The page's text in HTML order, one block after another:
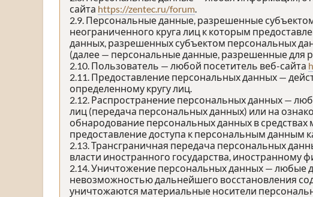
сайта https://zentec.ru/forum.
2.9. Персональные данные, разрешенные
неограниченного круга лиц к которым
данных, разрешенных субъектом персональных
(далее — персональные данные, разрешенные для
2.10. Пользователь — любой посетитель веб-сайта
2.11. Предоставление персональных данных —
определенному кругу лиц.
2.12. Распространение персональных данных —
лиц (передача персональных данных) или на
обнародование персональных данных в
предоставление доступа к персональным данным
2.13. Трансграничная передача персональных
власти иностранного государства,
2.14. Уничтожение персональных данных — любые
невозможностью дальнейшего восстановления
уничтожаются материальные носители